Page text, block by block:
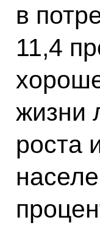
в
11,4
жизни
роста